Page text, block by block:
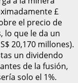
£
el precio de
lo que le da un
20,170 millones).
un dividendo
de la fusión,
solo el 1%.